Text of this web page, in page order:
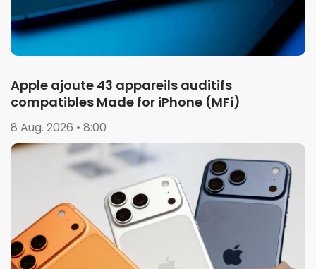
Apple ajoute 43 appareils auditifs
compatibles Made for iPhone (MFi)
8 Aug. 2026 • 8:00